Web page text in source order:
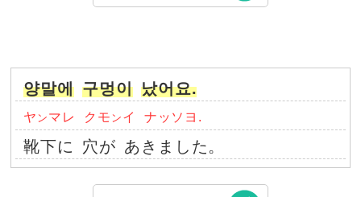
양말에 구멍이 났어요.
ヤ ン マレ クモ ン イ ナッソヨ.
靴下に 穴が あきました。